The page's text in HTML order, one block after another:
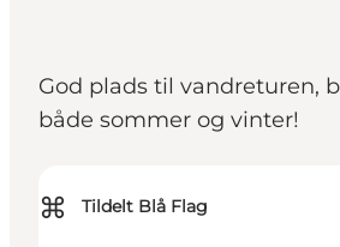
God plads til vandreturen,
både sommer og vinter!
⌘ Tildelt Blå Flag